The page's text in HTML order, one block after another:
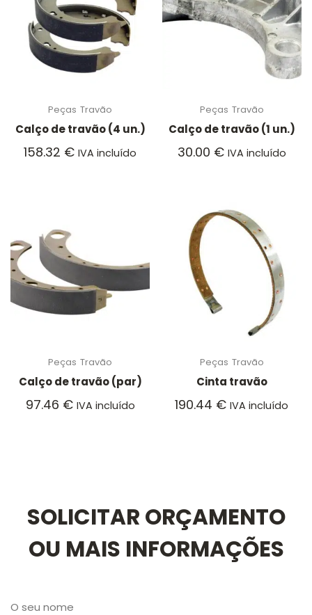
Peças Travão
Calço de travão (4 un.)
158.32 € IVA incluído
Peças Travão
Calço de travão (1 un.)
30.00 € IVA incluído
Peças Travão
Calço de travão (par)
97.46 € IVA incluído
Peças Travão
Cinta travão
190.44 € IVA incluído
SOLICITAR ORÇAMENTO
OU MAIS INFORMAÇÕES
O seu nome